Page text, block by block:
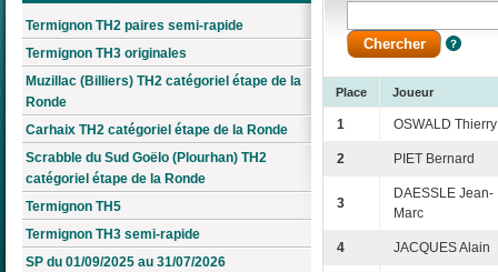
Termignon TH2 paires semi-rapide
Termignon TH3 originales
Muzillac (Billiers) TH2 catégoriel étape de la
Ronde
Carhaix TH2 catégoriel étape de la Ronde
Scrabble du Sud Goëlo (Plourhan) TH2
catégoriel étape de la Ronde
Termignon TH5
Termignon TH3 semi-rapide
SP du 01/09/2025 au 31/07/2026
Place Joueur
1 OSWALD Thierry
2 PIET Bernard
3
DAESSLE Jean-
Marc
4 JACQUES Alain